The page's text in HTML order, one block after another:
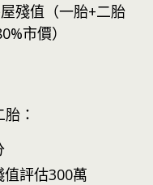
殘值（一胎+二胎
市價）
：
值評估300萬